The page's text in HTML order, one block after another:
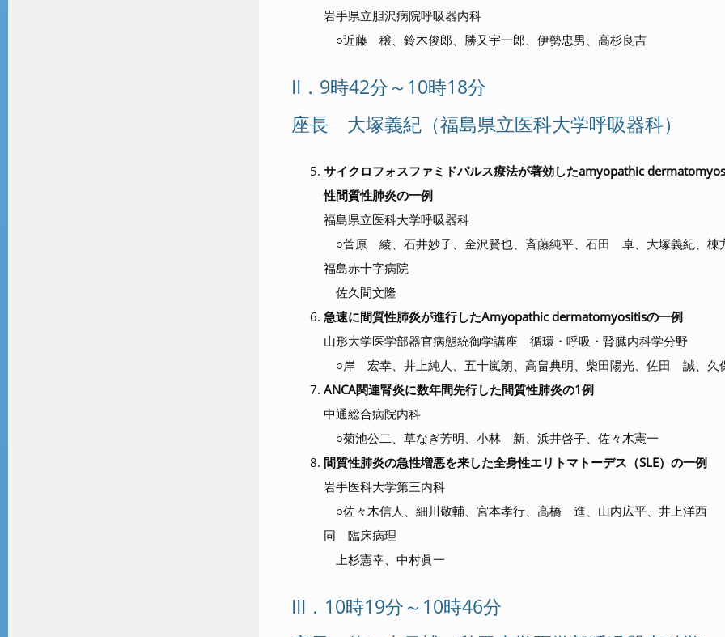
岩手県立胆沢病院呼吸器内科
○近藤 穣、鈴木俊郎、勝又宇一郎、伊勢忠男、高杉良吉
II．9時42分～10時18分
座長 大塚義紀（福島県立医科大学呼吸器科）
サイクロフォスファミドパルス療法が著効したamyopathic
性間質性肺炎の一例
福島県立医科大学呼吸器科
○菅原 綾、石井妙子、金沢賢也、斉藤純平、石田 卓、大塚義紀、
福島赤十字病院
佐久間文隆
急速に間質性肺炎が進行したAmyopathic dermatomyositisの一例
山形大学医学部器官病態統御学講座 循環・呼吸・腎臓内科学分野
○岸 宏幸、井上純人、五十嵐朗、高畠典明、柴田陽光、佐田 誠、久
ANCA関連腎炎に数年間先行した間質性肺炎の1例
中通総合病院内科
○菊池公二、草なぎ芳明、小林 新、浜井啓子、佐々木憲一
間質性肺炎の急性増悪を来した全身性エリトマトーデス（SLE）の一例
岩手医科大学第三内科
○佐々木信人、細川敬輔、宮本孝行、高橋 進、山内広平、井上洋西
同 臨床病理
上杉憲幸、中村眞一
III．10時19分～10時46分